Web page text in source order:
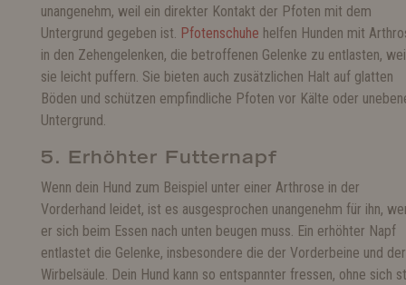
unangenehm, weil ein direkter Kontakt der Pfoten mit dem
Untergrund gegeben ist. Pfotenschuhe helfen Hunden mit
in den Zehengelenken, die betroffenen Gelenke zu entlasten,
sie leicht puffern. Sie bieten auch zusätzlichen Halt auf glatten
Böden und schützen empfindliche Pfoten vor Kälte oder
Untergrund.
5. Erhöhter Futternapf
Wenn dein Hund zum Beispiel unter einer Arthrose in der
Vorderhand leidet, ist es ausgesprochen unangenehm für ihn,
er sich beim Essen nach unten beugen muss. Ein erhöhter Napf
entlastet die Gelenke, insbesondere die der Vorderbeine und der
Wirbelsäule. Dein Hund kann so entspannter fressen, ohne sich